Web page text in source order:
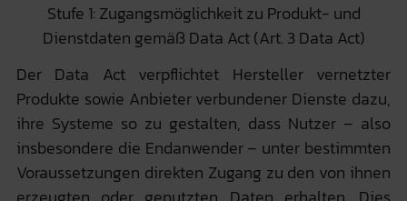
Stufe 1: Zugangsmöglichkeit zu Produkt- und
Dienstdaten gemäß Data Act (Art. 3 Data Act)
Der Data Act verpflichtet Hersteller vernetzter
Produkte sowie Anbieter verbundener Dienste dazu,
ihre Systeme so zu gestalten, dass Nutzer – also
insbesondere die Endanwender – unter bestimmten
Voraussetzungen direkten Zugang zu den von ihnen